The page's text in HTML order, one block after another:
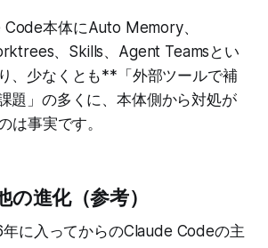
本体にAuto Memory、
、Skills、Agent Teamsとい
、少なくとも**「外部ツールで補
題」の多くに、本体側から対処が
は事実です。
進化（参考）
に入ってからのClaude Codeの主